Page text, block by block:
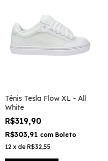
Tênis Tesla Flow XL - All
White
R$319,90
R$303,91 com Boleto
12 x de R$32,55